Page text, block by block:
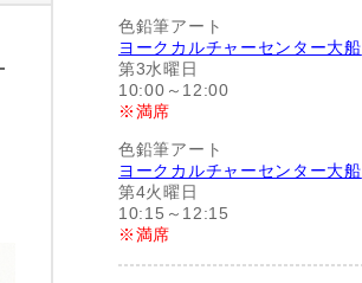
色鉛筆アート
ヨークカルチャーセンター大船
第3水曜日
10:00～12:00
※満席
色鉛筆アート
ヨークカルチャーセンター大船
第4火曜日
10:15～12:15
※満席